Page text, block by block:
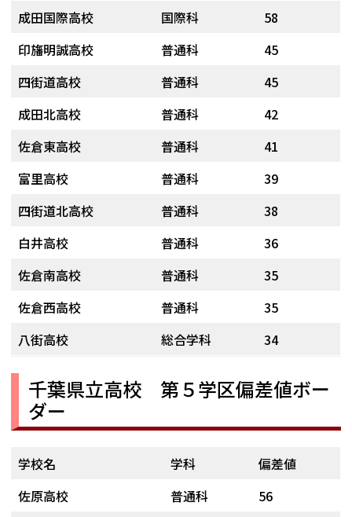
成田国際高校 国際科
58
印旛明誠高校
普通科
45
四街道高校
普通科
45
成田北高校
普通科
42
佐倉東高校
普通科
41
富里高校
普通科
39
四街道北高校
普通科
38
白井高校
普通科
36
佐倉南高校
普通科
35
佐倉西高校
普通科
35
八街高校
総合学科 34
千葉県立高校 第５学区偏差値ボー
ダー
学校名 学科
偏差値
佐原高校
普通科
56